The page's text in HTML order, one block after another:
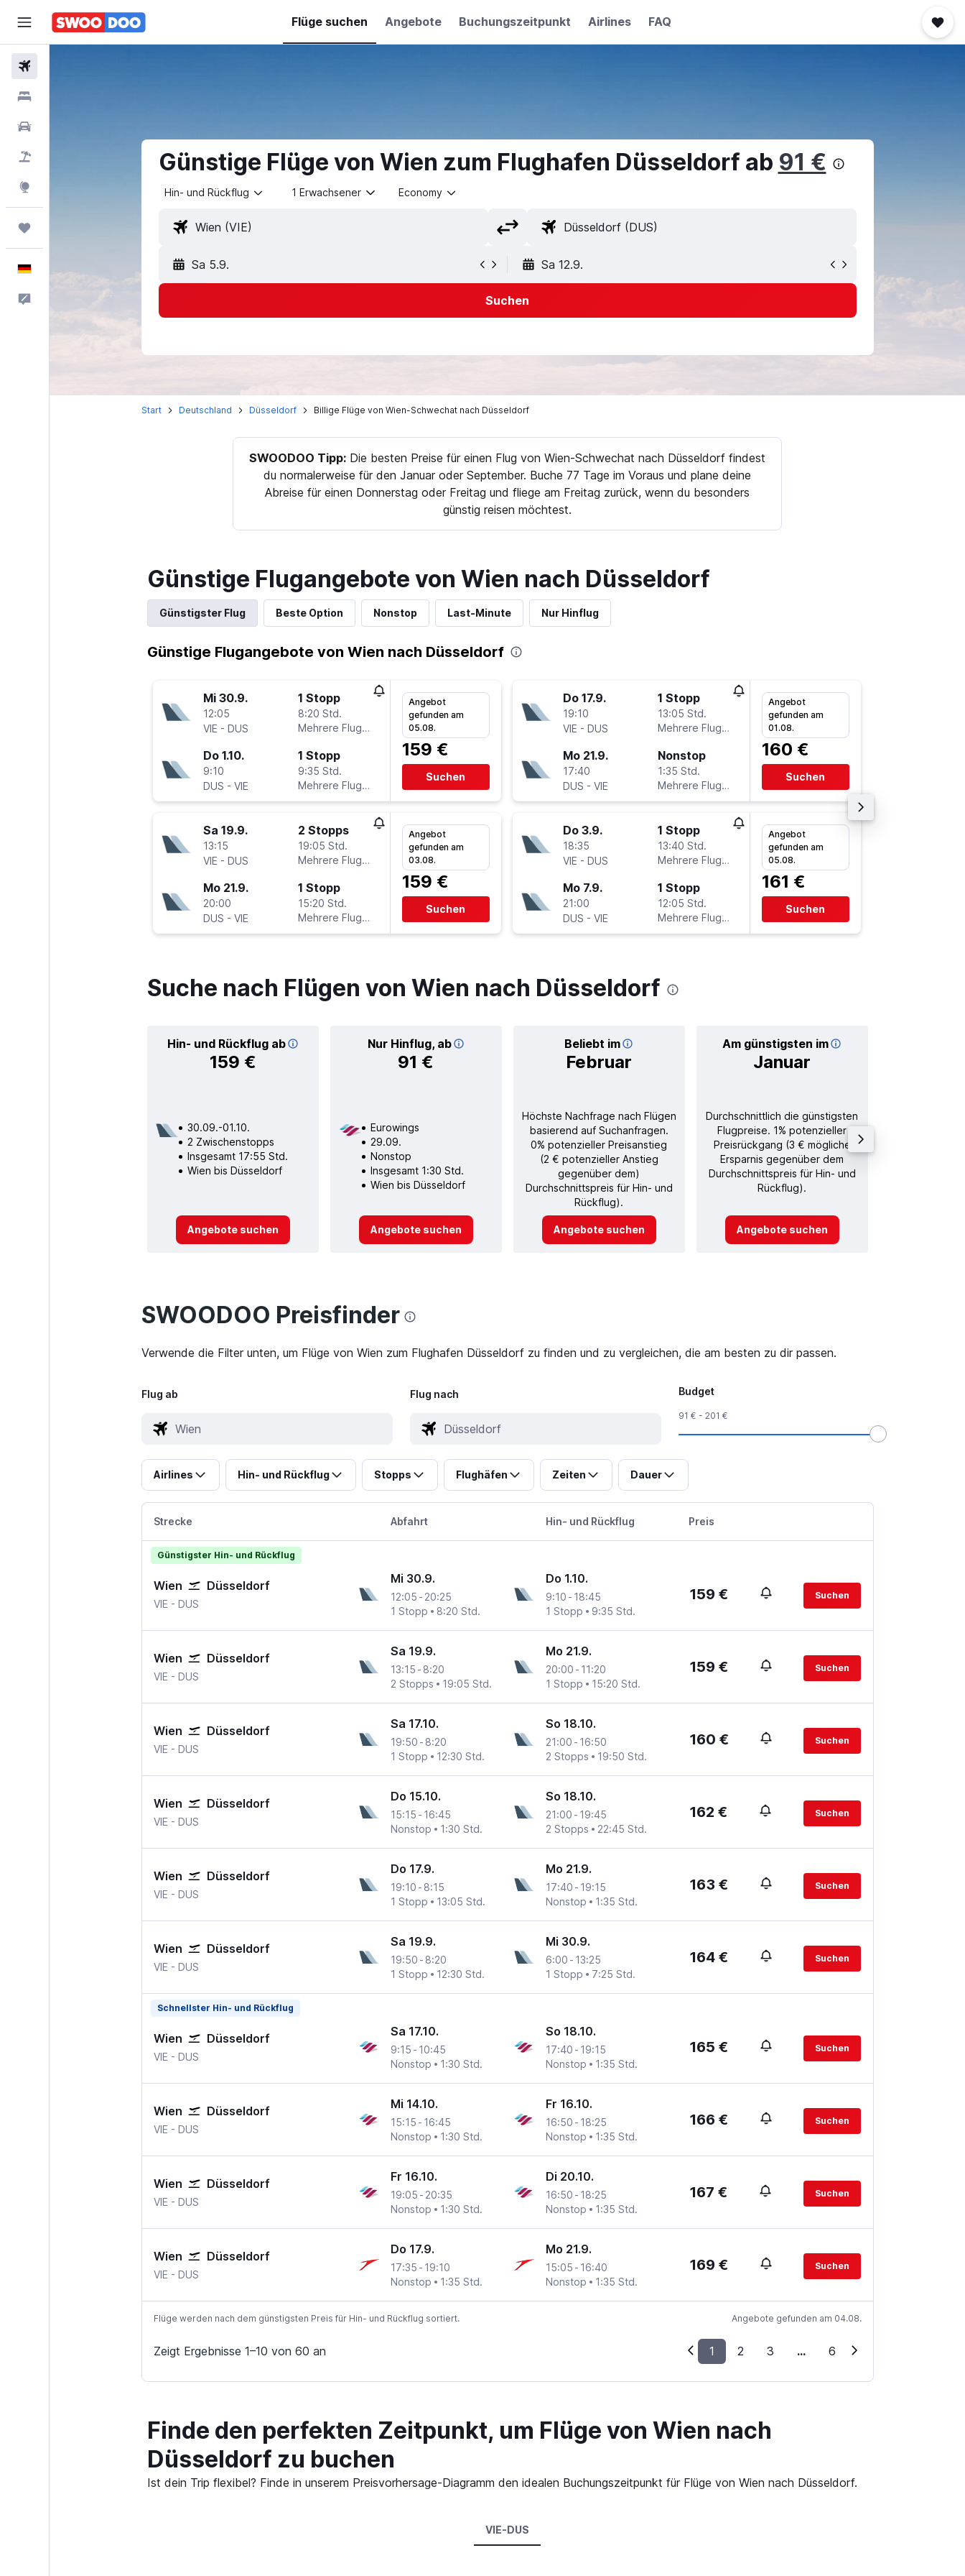
Flüge suchen Angebote Buchungszeitpunkt Airlines FAQ
Günstige Flüge von Wien zum Flughafen Düsseldorf ab 91 €
Hin- und Rückflug 1 Erwachsener Economy
Sa 5.9. Sa 12.9.
Suchen
Start Deutschland Düsseldorf Billige Flüge von Wien-Schwechat nach Düsseldorf
SWOODOO Tipp: Die besten Preise für einen Flug von Wien-Schwechat nach Düsseldorf findest
du normalerweise für den Januar oder September. Buche 77 Tage im Voraus und plane deine
Abreise für einen Donnerstag oder Freitag und fliege am Freitag zurück, wenn du besonders
günstig reisen möchtest.
Günstige Flugangebote von Wien nach Düsseldorf
Günstigster Flug Beste Option Nonstop Last-Minute Nur Hinflug
Günstige Flugangebote von Wien nach Düsseldorf
Mi 30.9.
12:05
VIE - DUS
1 Stopp
8:20 Std.
Mehrere Fluglinien
Do 1.10.
9:10
DUS - VIE
1 Stopp
9:35 Std.
Mehrere Fluglinien
Angebot
gefunden am
05.08.
159 €
Suchen
Sa 19.9.
13:15
VIE - DUS
2 Stopps
19:05 Std.
Mehrere Fluglinien
Mo 21.9.
20:00
DUS - VIE
1 Stopp
15:20 Std.
Mehrere Fluglinien
Angebot
gefunden am
03.08.
159 €
Suchen
Do 17.9.
19:10
VIE - DUS
1 Stopp
13:05 Std.
Mehrere Fluglinien
Mo 21.9.
17:40
DUS - VIE
Nonstop
1:35 Std.
Mehrere Fluglinien
Angebot
gefunden am
01.08.
160 €
Suchen
Do 3.9.
18:35
VIE - DUS
1 Stopp
13:40 Std.
Mehrere Fluglinien
Mo 7.9.
21:00
DUS - VIE
1 Stopp
12:05 Std.
Mehrere Fluglinien
Angebot
gefunden am
05.08.
161 €
Suchen
Suche nach Flügen von Wien nach Düsseldorf
Hin- und Rückflug ab
159 €
Nur Hinflug, ab
91 €
Beliebt im
Februar
Am günstigsten im
Januar
30.09.-01.10.
2 Zwischenstopps
Insgesamt 17:55 Std.
Wien bis Düsseldorf
Angebote suchen
Eurowings
29.09.
Nonstop
Insgesamt 1:30 Std.
Wien bis Düsseldorf
Angebote suchen
Höchste Nachfrage nach Flügen
basierend auf Suchanfragen.
0% potenzieller Preisanstieg
(2 € potenzieller Anstieg
gegenüber dem)
Durchschnittspreis für Hin- und
Rückflug).
Angebote suchen
Durchschnittlich die günstigsten
Flugpreise. 1% potenzieller
Preisrückgang (3 € mögliche
Ersparnis gegenüber dem
Durchschnittspreis für Hin- und
Rückflug).
Angebote suchen
SWOODOO Preisfinder
Verwende die Filter unten, um Flüge von Wien zum Flughafen Düsseldorf zu finden und zu vergleichen, die am besten zu dir passen.
Flug ab Flug nach Budget
91 € - 201 €
Airlines Hin- und Rückflug Stopps Flughäfen Zeiten Dauer
Strecke Abfahrt Hin- und Rückflug Preis
Günstigster Hin- und Rückflug
Wien Düsseldorf
VIE Wien-Schwechat
- DUS
Mi 30.9.
12:05 - 20:25
1 Stopp
8:20 Std.
Do 1.10.
9:10 - 18:45
1 Stopp
9:35 Std.
159 € Suchen
Wien Düsseldorf
VIE Wien-Schwechat
- DUS
Sa 19.9.
13:15 - 8:20
2 Stopps
19:05 Std.
Mo 21.9.
20:00 - 11:20
1 Stopp
15:20 Std.
159 € Suchen
Wien Düsseldorf
VIE Wien-Schwechat
- DUS
Sa 17.10.
19:50 - 8:20
1 Stopp
12:30 Std.
So 18.10.
21:00 - 16:50
2 Stopps
19:50 Std.
160 € Suchen
Wien Düsseldorf
VIE Wien-Schwechat
- DUS
Do 15.10.
15:15 - 16:45
Nonstop
1:30 Std.
So 18.10.
21:00 - 19:45
2 Stopps
22:45 Std.
162 € Suchen
Wien Düsseldorf
VIE Wien-Schwechat
- DUS
Do 17.9.
19:10 - 8:15
1 Stopp
13:05 Std.
Mo 21.9.
17:40 - 19:15
Nonstop
1:35 Std.
163 € Suchen
Wien Düsseldorf
VIE Wien-Schwechat
- DUS
Sa 19.9.
19:50 - 8:20
1 Stopp
12:30 Std.
Mi 30.9.
6:00 - 13:25
1 Stopp
7:25 Std.
164 € Suchen
Schnellster Hin- und Rückflug
Wien Düsseldorf
VIE Wien-Schwechat
- DUS
Sa 17.10.
9:15 - 10:45
Nonstop
1:30 Std.
So 18.10.
17:40 - 19:15
Nonstop
1:35 Std.
165 € Suchen
Wien Düsseldorf
VIE Wien-Schwechat
- DUS
Mi 14.10.
15:15 - 16:45
Nonstop
1:30 Std.
Fr 16.10.
16:50 - 18:25
Nonstop
1:35 Std.
166 € Suchen
Wien Düsseldorf
VIE Wien-Schwechat
- DUS
Fr 16.10.
19:05 - 20:35
Nonstop
1:30 Std.
Di 20.10.
16:50 - 18:25
Nonstop
1:35 Std.
167 € Suchen
Wien Düsseldorf
VIE Wien-Schwechat
- DUS
Do 17.9.
17:35 - 19:10
Nonstop
1:35 Std.
Mo 21.9.
15:05 - 16:40
Nonstop
1:35 Std.
169 € Suchen
Flüge werden nach dem günstigsten Preis für Hin- und Rückflug sortiert. Angebote gefunden am 04.08.
Zeigt Ergebnisse 1–10 von 60 an 1 2 3 ... 6
Finde den perfekten Zeitpunkt, um Flüge von Wien nach
Düsseldorf zu buchen
Ist dein Trip flexibel? Finde in unserem Preisvorhersage-Diagramm den idealen Buchungszeitpunkt für Flüge von Wien nach Düsseldorf.
VIE-DUS